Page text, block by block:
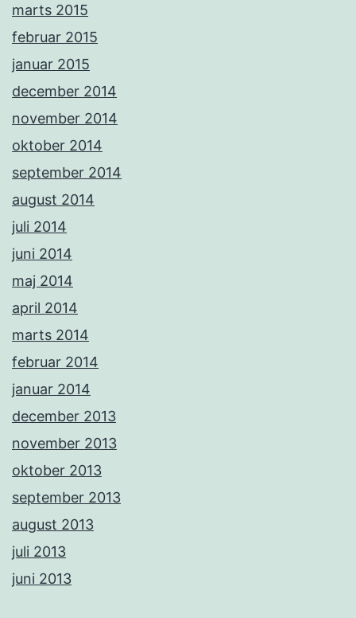
marts 2015
februar 2015
januar 2015
december 2014
november 2014
oktober 2014
september 2014
august 2014
juli 2014
juni 2014
maj 2014
april 2014
marts 2014
februar 2014
januar 2014
december 2013
november 2013
oktober 2013
september 2013
august 2013
juli 2013
juni 2013